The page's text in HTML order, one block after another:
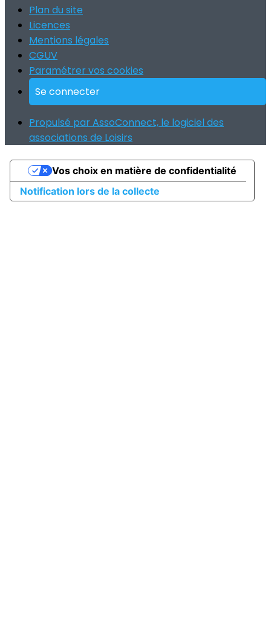
Plan du site
Licences
Mentions légales
CGUV
Paramétrer vos cookies
Se connecter
Propulsé par AssoConnect, le logiciel des
associations de Loisirs
Notification lors de la collecte
Vos choix en matière de confidentialité